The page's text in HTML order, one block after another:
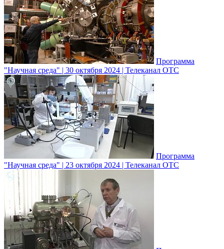
Программа
"Научная среда" | 30 октября 2024 | Телеканал ОТС
Программа
"Научная среда" | 23 октября 2024 | Телеканал ОТС